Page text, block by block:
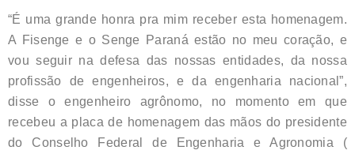
“É uma grande honra pra mim receber esta homenagem.
A Fisenge e o Senge Paraná estão no meu coração, e
vou seguir na defesa das nossas entidades, da nossa
profissão de engenheiros, e da engenharia nacional”,
disse o engenheiro agrônomo, no momento em que
recebeu a placa de homenagem das mãos do presidente
do Conselho Federal de Engenharia e Agronomia (